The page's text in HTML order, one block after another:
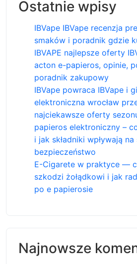
Ostatnie wpisy
IBVape IBVape recenzja
smaków i poradnik gdzie
IBVAPE najlepsze oferty
acton e-papieros, opinie,
poradnik zakupowy
IBVape powraca IBVape i
elektroniczna wrocław
najciekawsze oferty
papieros elektroniczny –
i jak składniki wpływają
bezpieczeństwo
E-Cigarete w praktyce —
szkodzi żołądkowi i jak
po e papierosie
Najnowsze